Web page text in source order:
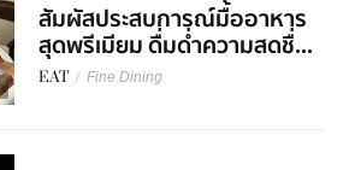
สัมผัสประสบการณ์มื้ออาหาร
สุดพรีเมียม ดื่มด่ำความสดชื่...
EAT / Fine Dining